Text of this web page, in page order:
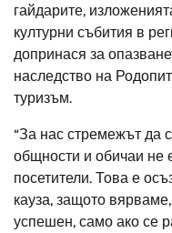
гайдарите,
културни събития в
допринася за
наследство на
туризъм.
“За нас стремежът да
общности и обичаи не
посетители. Това е
кауза, защото
успешен, само ако се